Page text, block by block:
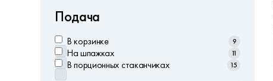
Подача
В корзинке 9
На шпажках 11
В порционных стаканчиках 15